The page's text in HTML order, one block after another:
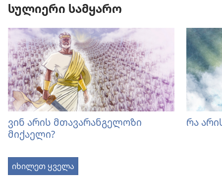
სულიერი სამყარო
ვინ არის მთავარანგელოზი
მიქაელი?
რა
იხილეთ ყველა